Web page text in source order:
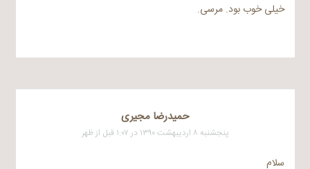
خیلی خوب بود. مرسی.
حمیدرضا مجیری
پنجشنبه ۸ اردیبهشت ۱۳۹۰ در ۱:۰۷ قبل از ظهر
سلام